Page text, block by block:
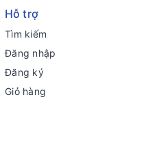
Hỗ trợ
Tìm kiếm
Đăng nhập
Đăng ký
Giỏ hàng